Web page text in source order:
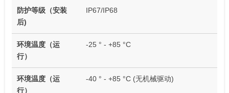
防护等级（安装
后)
IP67/IP68
环境温度（运
行）
-25 ° - +85 °C
环境温度（运
行）
-40 ° - +85 °C (无机械驱动)